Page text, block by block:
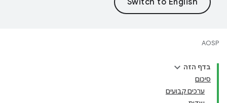
AOSP
בדף הזה
סיכום
ערכים קבועים